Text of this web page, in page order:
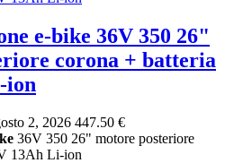
e-bike 36V 350 26"
corona + batteria
ion
2, 2026 447.50 €
36V 350 26" motore posteriore
13Ah Li-ion